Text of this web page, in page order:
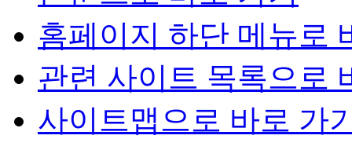
홈페이지 하단 메뉴로
관련 사이트 목록으로
사이트맵으로 바로 가